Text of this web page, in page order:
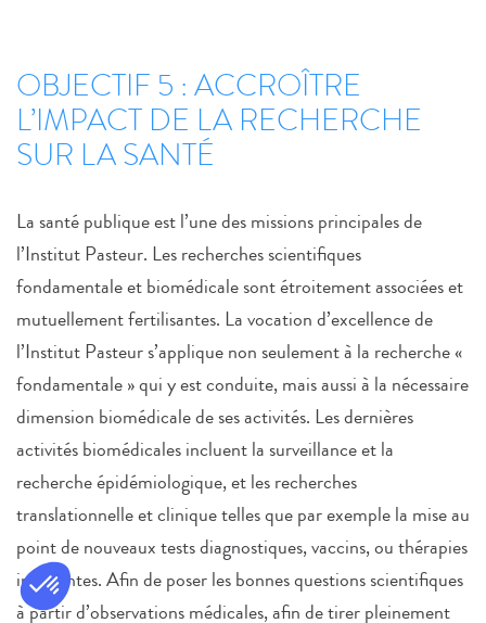
OBJECTIF 5 : ACCROÎTRE
L’IMPACT DE LA RECHERCHE
SUR LA SANTÉ
La santé publique est l’une des missions principales de
l’Institut Pasteur. Les recherches scientifiques
fondamentale et biomédicale sont étroitement associées et
mutuellement fertilisantes. La vocation d’excellence de
l’Institut Pasteur s’applique non seulement à la recherche «
fondamentale » qui y est conduite, mais aussi à la nécessaire
dimension biomédicale de ses activités. Les dernières
activités biomédicales incluent la surveillance et la
recherche épidémiologique, et les recherches
translationnelle et clinique telles que par exemple la mise au
point de nouveaux tests diagnostiques, vaccins, ou thérapies
innovantes. Afin de poser les bonnes questions scientifiques
à partir d’observations médicales, afin de tirer pleinement